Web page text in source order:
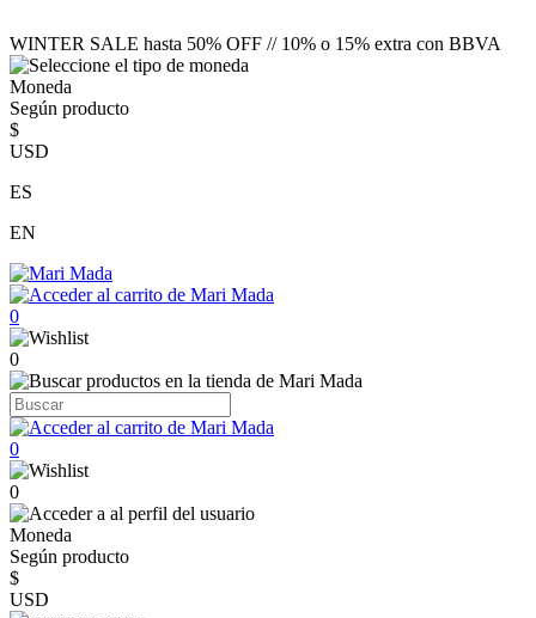
WINTER SALE hasta 50% OFF // 10% o 15% extra con BBVA
Moneda
Según producto
$
USD
ES
EN
0
0
0
0
Moneda
Según producto
$
USD